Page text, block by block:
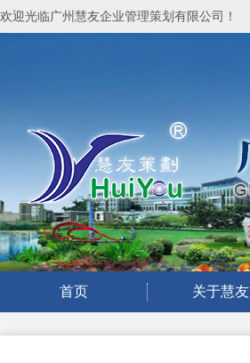
欢迎光临广州慧友企业管理策划有限公司！
首页 关于慧友